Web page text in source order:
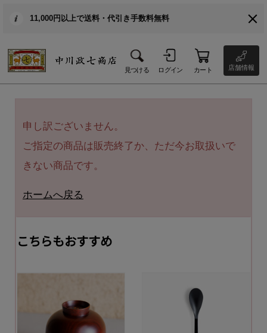
11,000円以上で送料・代引き手数料無料
見つける ログイン カート 店舗情報
申し訳ございません。
ご指定の商品は販売終了か、ただ今お取扱いで
きない商品です。
ホームへ戻る
こちらもおすすめ